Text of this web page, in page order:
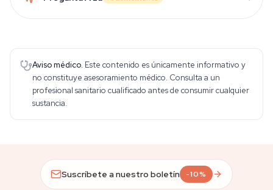
Aviso médico. Este contenido es únicamente informativo y
no constituye asesoramiento médico. Consulta a un
profesional sanitario cualificado antes de consumir cualquier
sustancia.
Suscríbete a nuestro boletín -10%